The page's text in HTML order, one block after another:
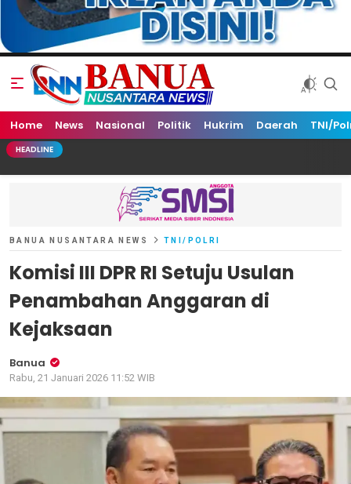
Banua Nusantara News
Home News Nasional Politik Hukrim Daerah TNI/
HEADLINE
BANUA NUSANTARA NEWS TNI/POLRI
Komisi III DPR RI Setuju Usulan
Penambahan Anggaran di
Kejaksaan
Banua
Rabu, 21 Januari 2026 11:52 WIB